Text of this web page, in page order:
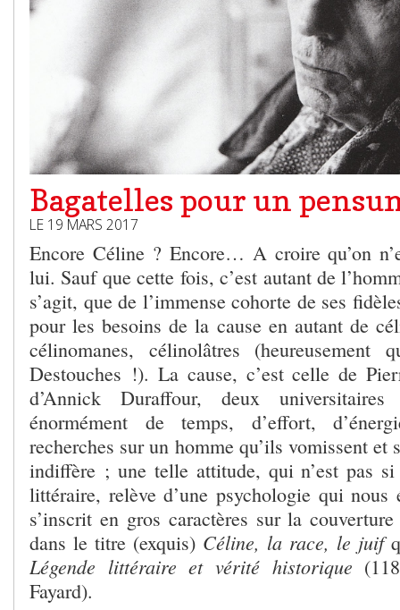
Bagatelles pour un
LE 19 MARS 2017
Encore Céline ? Encore… A croire qu’on
lui. Sauf que cette fois, c’est autant de
s’agit, que de l’immense cohorte de ses
pour les besoins de la cause en autant de
célinomanes, célinolâtres (heureusement
Destouches !). La cause, c’est celle de
d’Annick Duraffour, deux
énormément de temps, d’effort,
recherches sur un homme qu’ils vomissent
indiffère ; une telle attitude, qui n’est pas
littéraire, relève d’une psychologie qui nous
s’inscrit en gros caractères sur la
dans le titre (exquis) Céline, la race, le juif
Légende littéraire et vérité historique
Fayard).